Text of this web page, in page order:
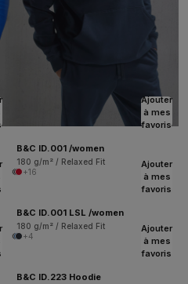
Ajouter
à mes
favoris
B&C ID.001 /women
180 g/m² / Relaxed Fit
+16
Ajouter
à mes
favoris
B&C ID.001 LSL /women
180 g/m² / Relaxed Fit
+4
Ajouter
à mes
favoris
B&C ID.223 Hoodie